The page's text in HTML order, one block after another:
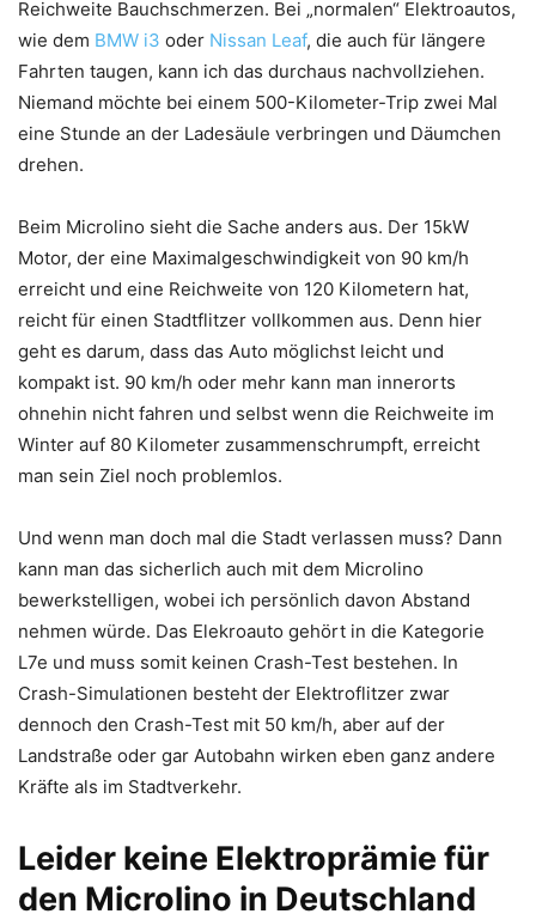
Reichweite Bauchschmerzen. Bei „normalen“ Elektroautos,
wie dem BMW i3 oder Nissan Leaf, die auch für längere
Fahrten taugen, kann ich das durchaus nachvollziehen.
Niemand möchte bei einem 500-Kilometer-Trip zwei Mal
eine Stunde an der Ladesäule verbringen und Däumchen
drehen.
Beim Microlino sieht die Sache anders aus. Der 15kW
Motor, der eine Maximalgeschwindigkeit von 90 km/h
erreicht und eine Reichweite von 120 Kilometern hat,
reicht für einen Stadtflitzer vollkommen aus. Denn hier
geht es darum, dass das Auto möglichst leicht und
kompakt ist. 90 km/h oder mehr kann man innerorts
ohnehin nicht fahren und selbst wenn die Reichweite im
Winter auf 80 Kilometer zusammenschrumpft, erreicht
man sein Ziel noch problemlos.
Und wenn man doch mal die Stadt verlassen muss? Dann
kann man das sicherlich auch mit dem Microlino
bewerkstelligen, wobei ich persönlich davon Abstand
nehmen würde. Das Elekroauto gehört in die Kategorie
L7e und muss somit keinen Crash-Test bestehen. In
Crash-Simulationen besteht der Elektroflitzer zwar
dennoch den Crash-Test mit 50 km/h, aber auf der
Landstraße oder gar Autobahn wirken eben ganz andere
Kräfte als im Stadtverkehr.
Leider keine Elektroprämie für
den Microlino in Deutschland